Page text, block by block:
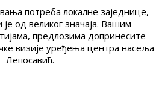
потреба локалне заједнице,
је од великог значаја. Вашим
предлозима допринесите
визије уређења центра насеља
Лепосавић.